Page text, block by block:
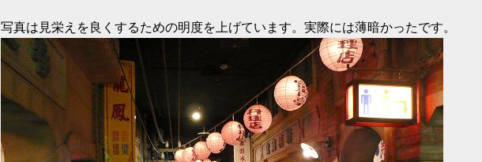
写真は見栄えを良くするための明度を上げています。実際には薄暗かったです。